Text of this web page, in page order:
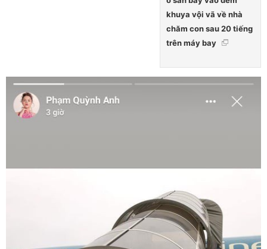
khuya vội vã về nhà
chăm con sau 20 tiếng
trên máy bay